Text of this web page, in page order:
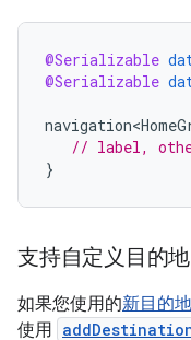
@Serializable
@Serializable
// label,
}
支持自定义目的地
如果您使用的新目的
使用